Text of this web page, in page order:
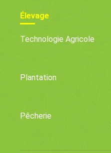
Élevage
Technologie Agricole
Plantation
Pêcherie